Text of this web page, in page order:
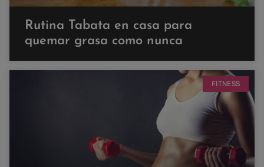
Rutina Tabata en casa para
quemar grasa como nunca
FITNESS